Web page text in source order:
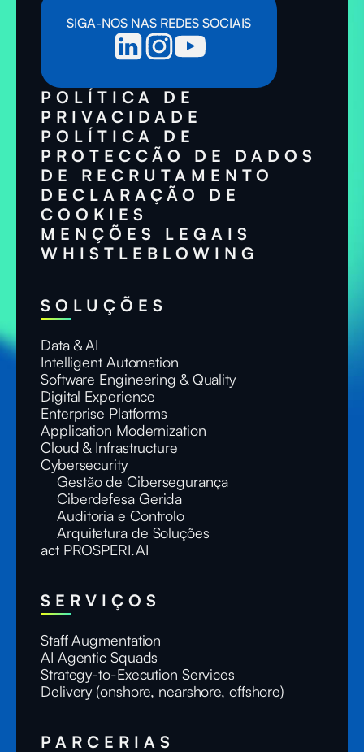
SIGA-NOS NAS REDES SOCIAIS
POLÍTICA DE
PRIVACIDADE
POLÍTICA DE
PROTECCÃO DE DADOS
DE RECRUTAMENTO
DECLARAÇÃO DE
COOKIES
MENÇÕES LEGAIS
WHISTLEBLOWING
SOLUÇÕES
Data & AI
Intelligent Automation
Software Engineering & Quality
Digital Experience
Enterprise Platforms
Application Modernization
Cloud & Infrastructure
Cybersecurity
Gestão de Cibersegurança
Ciberdefesa Gerida
Auditoria e Controlo
Arquitetura de Soluções
act PROSPERI.AI
SERVIÇOS
Staff Augmentation
AI Agentic Squads
Strategy-to-Execution Services
Delivery (onshore, nearshore, offshore)
PARCERIAS